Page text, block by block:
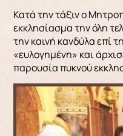
Κατά την τάξιν ο
εκκλησίασμα την όλη
την καινή κανδύλα επί
«ευλογημένη» και
παρουσία πυκνού